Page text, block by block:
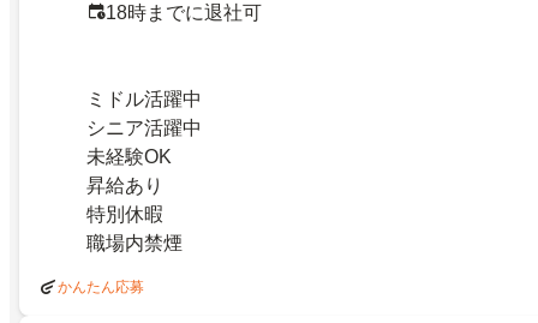
18時までに退社可
ミドル活躍中
シニア活躍中
未経験OK
昇給あり
特別休暇
職場内禁煙
かんたん応募